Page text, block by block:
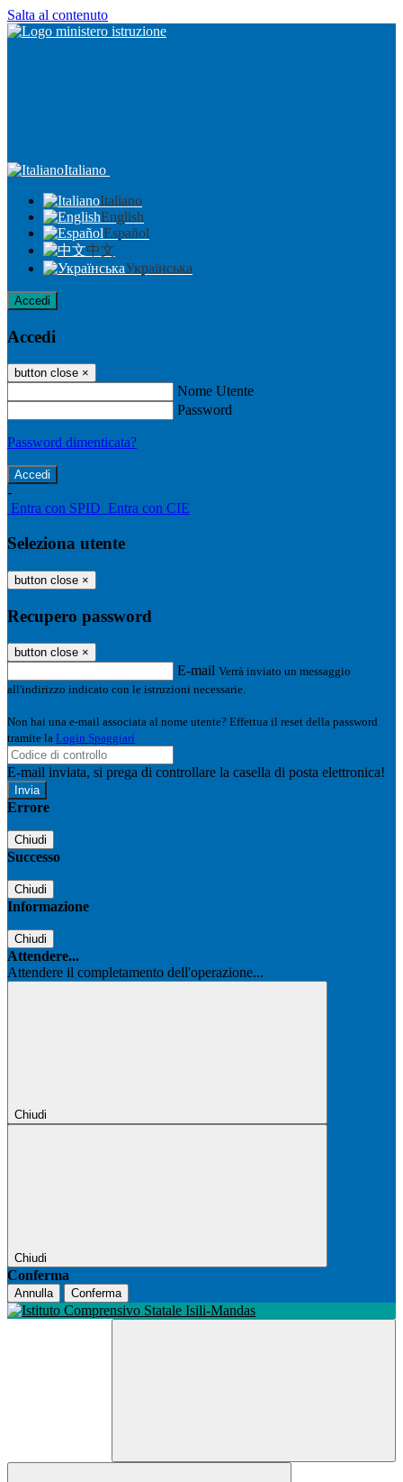
Salta al contenuto
Italiano
Italiano
English
Español
中文
Українська
Accedi
Accedi
button close ×
Nome Utente
Password
Password dimenticata?
-
Entra con SPID Entra con CIE
Seleziona utente
button close ×
Recupero password
button close ×
E-mail Verrà inviato un messaggio
all'indirizzo indicato con le istruzioni necessarie.
Non hai una e-mail associata al nome utente? Effettua il reset della password
tramite la Login Spaggiari
E-mail inviata, si prega di controllare la casella di posta elettronica!
Errore
Chiudi
Successo
Chiudi
Informazione
Chiudi
Attendere...
Attendere il completamento dell'operazione...
Chiudi
Chiudi
Conferma
Annulla Conferma